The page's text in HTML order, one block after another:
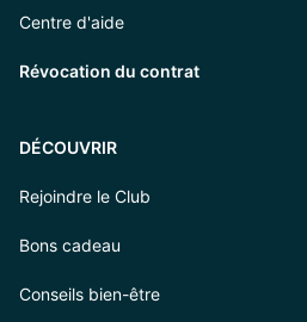
Centre d'aide
Révocation du contrat
DÉCOUVRIR
Rejoindre le Club
Bons cadeau
Conseils bien-être